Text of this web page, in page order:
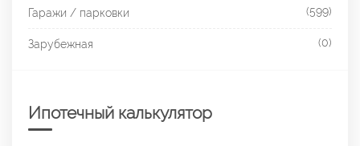
Гаражи / парковки (599)
Зарубежная (0)
Ипотечный калькулятор